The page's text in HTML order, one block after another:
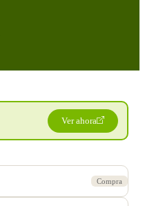
Ver ahora
Compra